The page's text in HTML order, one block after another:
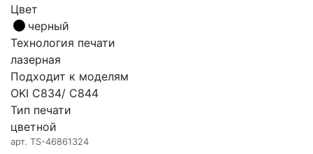
Цвет
черный
Технология печати
лазерная
Подходит к моделям
OKI C834/ C844
Тип печати
цветной
арт. TS-46861324